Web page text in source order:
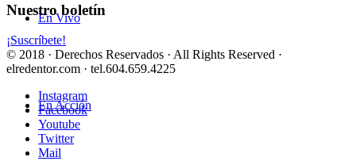
En Vivo
En Acción
Nuestro boletín
¡Suscríbete!
© 2018 · Derechos Reservados · All Rights Reserved ·
elredentor.com · tel.604.659.4225
Instagram
Facebook
Youtube
Twitter
Mail